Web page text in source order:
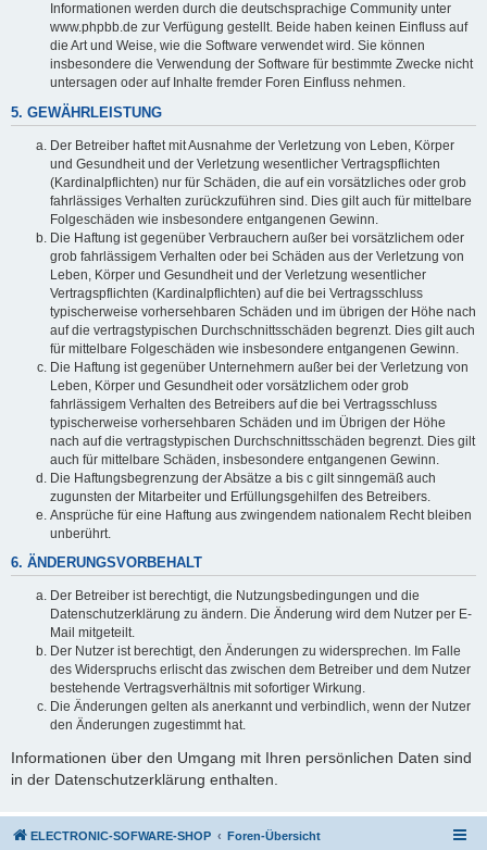
Informationen werden durch die deutschsprachige Community unter
www.phpbb.de zur Verfügung gestellt. Beide haben keinen Einfluss auf
die Art und Weise, wie die Software verwendet wird. Sie können
insbesondere die Verwendung der Software für bestimmte Zwecke nicht
untersagen oder auf Inhalte fremder Foren Einfluss nehmen.
5. GEWÄHRLEISTUNG
Der Betreiber haftet mit Ausnahme der Verletzung von Leben, Körper
und Gesundheit und der Verletzung wesentlicher Vertragspflichten
(Kardinalpflichten) nur für Schäden, die auf ein vorsätzliches oder grob
fahrlässiges Verhalten zurückzuführen sind. Dies gilt auch für mittelbare
Folgeschäden wie insbesondere entgangenen Gewinn.
Die Haftung ist gegenüber Verbrauchern außer bei vorsätzlichem oder
grob fahrlässigem Verhalten oder bei Schäden aus der Verletzung von
Leben, Körper und Gesundheit und der Verletzung wesentlicher
Vertragspflichten (Kardinalpflichten) auf die bei Vertragsschluss
typischerweise vorhersehbaren Schäden und im übrigen der Höhe nach
auf die vertragstypischen Durchschnittsschäden begrenzt. Dies gilt auch
für mittelbare Folgeschäden wie insbesondere entgangenen Gewinn.
Die Haftung ist gegenüber Unternehmern außer bei der Verletzung von
Leben, Körper und Gesundheit oder vorsätzlichem oder grob
fahrlässigem Verhalten des Betreibers auf die bei Vertragsschluss
typischerweise vorhersehbaren Schäden und im Übrigen der Höhe
nach auf die vertragstypischen Durchschnittsschäden begrenzt. Dies gilt
auch für mittelbare Schäden, insbesondere entgangenen Gewinn.
Die Haftungsbegrenzung der Absätze a bis c gilt sinngemäß auch
zugunsten der Mitarbeiter und Erfüllungsgehilfen des Betreibers.
Ansprüche für eine Haftung aus zwingendem nationalem Recht bleiben
unberührt.
6. ÄNDERUNGSVORBEHALT
Der Betreiber ist berechtigt, die Nutzungsbedingungen und die
Datenschutzerklärung zu ändern. Die Änderung wird dem Nutzer per E-
Mail mitgeteilt.
Der Nutzer ist berechtigt, den Änderungen zu widersprechen. Im Falle
des Widerspruchs erlischt das zwischen dem Betreiber und dem Nutzer
bestehende Vertragsverhältnis mit sofortiger Wirkung.
Die Änderungen gelten als anerkannt und verbindlich, wenn der Nutzer
den Änderungen zugestimmt hat.
Informationen über den Umgang mit Ihren persönlichen Daten sind
in der Datenschutzerklärung enthalten.
ELECTRONIC-SOFWARE-SHOP Foren-Übersicht